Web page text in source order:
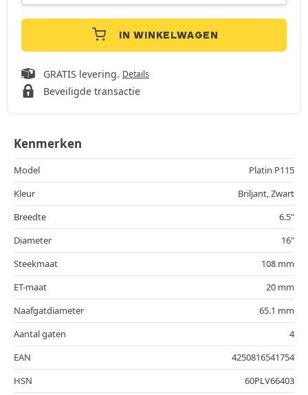
IN WINKELWAGEN
GRATIS levering. Details
Beveiligde transactie
Kenmerken
Model
Platin P115
Kleur
Briljant, Zwart
Breedte
6.5"
Diameter
16"
Steekmaat
108 mm
ET-maat
20 mm
Naafgatdiameter
65.1 mm
Aantal gaten
4
EAN
4250816541754
HSN
60PLV66403